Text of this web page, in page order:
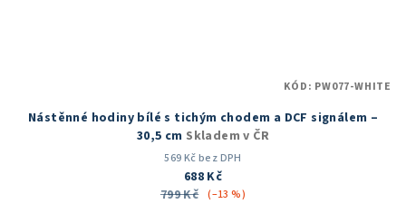
Nástěnné hodiny bílé s tichým chodem a DCF signálem –
30,5 cm Skladem v ČR
569 Kč bez DPH
688 Kč
799 Kč (–13 %)
KÓD: PW077-WHITE